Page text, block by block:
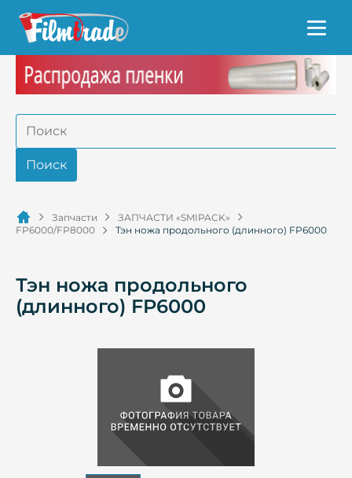
Запчасти
ЗАПЧАСТИ «SMIPACK»
FP6000/FP8000
Тэн ножа продольного (длинного) FP6000
Тэн ножа продольного
(длинного) FP6000